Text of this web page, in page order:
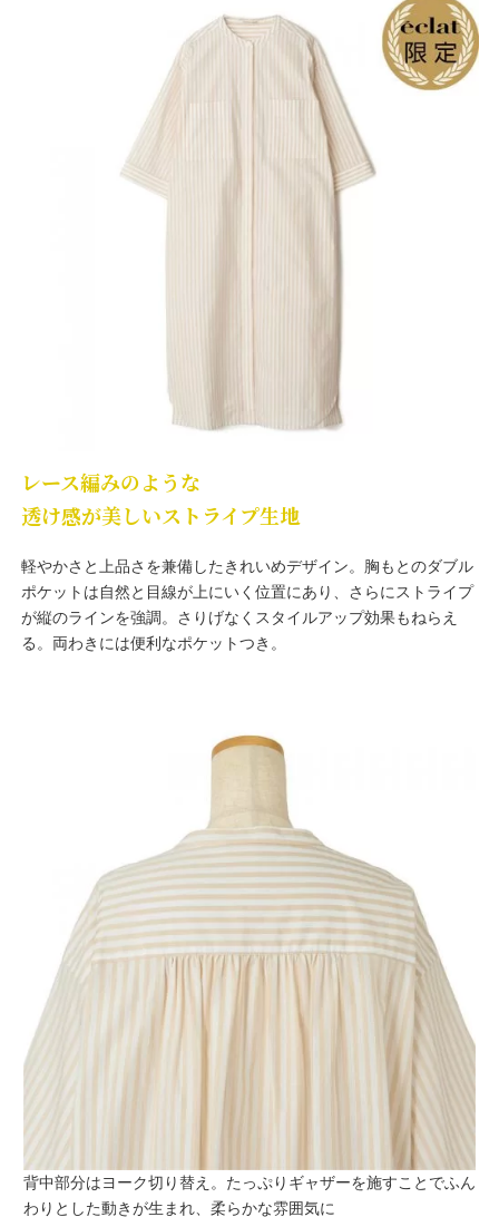
レース編みのような
透け感が美しいストライプ生地
軽やかさと上品さを兼備したきれいめデザイン。胸もとのダブル
ポケットは自然と目線が上にいく位置にあり、さらにストライプ
が縦のラインを強調。さりげなくスタイルアップ効果もねらえ
る。両わきには便利なポケットつき。
背中部分はヨーク切り替え。たっぷりギャザーを施すことでふん
わりとした動きが生まれ、柔らかな雰囲気に